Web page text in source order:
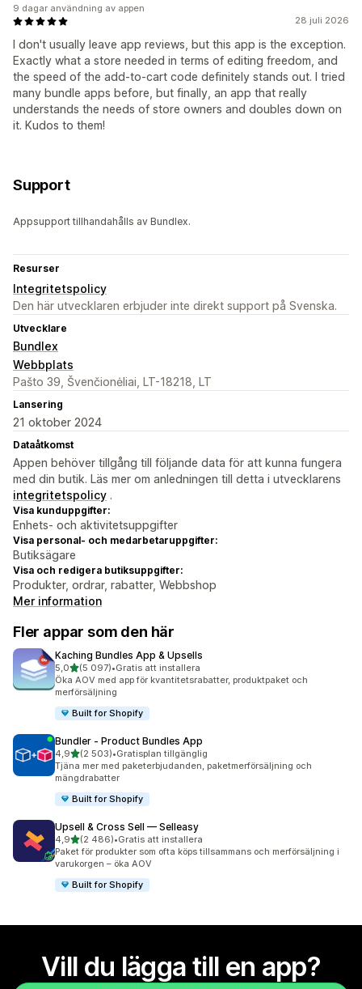
28 juli 2026
I don't usually leave app reviews, but this app is the exception.
Exactly what a store needed in terms of editing freedom, and
the speed of the add-to-cart code definitely stands out. I tried
many bundle apps before, but finally, an app that really
understands the needs of store owners and doubles down on
it. Kudos to them!
9 dagar användning av appen
Support
Appsupport tillhandahålls av Bundlex.
Resurser
Integritetspolicy
Den här utvecklaren erbjuder inte direkt support på Svenska.
Utvecklare
Bundlex
Webbplats
Pašto 39, Švenčionėliai, LT-18218, LT
Lansering
21 oktober 2024
Dataåtkomst
Appen behöver tillgång till följande data för att kunna fungera
med din butik. Läs mer om anledningen till detta i utvecklarens
integritetspolicy .
Visa kunduppgifter:
Enhets- och aktivitetsuppgifter
Visa personal- och medarbetaruppgifter:
Butiksägare
Visa och redigera butiksuppgifter:
Produkter, ordrar, rabatter, Webbshop
Mer information
Fler appar som den här
Kaching Bundles App & Upsells
5,0av 5 stjärnor
(5 097)
5097 recensioner totalt
•Gratis att installera
Öka AOV med app för kvantitetsrabatter, produktpaket och
merförsäljning
Built for Shopify
Bundler ‑ Product Bundles App
4,9av 5 stjärnor
(2 503)
2503 recensioner totalt
•Gratisplan tillgänglig
Tjäna mer med paketerbjudanden, paketmerförsäljning och
mängdrabatter
Built for Shopify
Upsell & Cross Sell — Selleasy
4,9av 5 stjärnor
(2 486)
2486 recensioner totalt
•Gratis att installera
Paket för produkter som ofta köps tillsammans och merförsäljning i
varukorgen – öka AOV
Built for Shopify
Vill du lägga till en app?